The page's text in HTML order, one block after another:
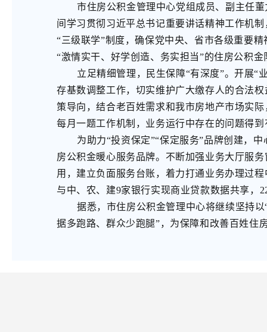
市住房公积金管理中心党组成员、副主任
间学习贯彻习近平总书记重要讲话精神工作机
“三级联学”制度，确保党中央、省市各级重要
“激情实干、好学创造、务实担当”的住房公积金
立足精细管理，民生保障“有深度”。开展“
存基数调整工作，切实维护广大缴存人的合法
策导向，结合老百姓需求和我市房地产市场实
每月一题工作机制，业务运行中存在的问题得
为助力“投资保定”“保定服务”品牌创建，
房公积金暖心服务品牌。不断加强业务大厅服
用，建立负面服务台账，着力打通业务办理过
与中、农、建9家银行实现商业贷款数据共享，
据悉，市住房公积金管理中心将继续坚持
据多跑路、群众少跑腿”，为保障和改善百姓住